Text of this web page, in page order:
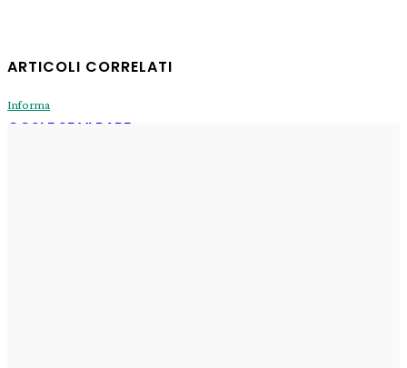
ARTICOLI CORRELATI
Informa
COSI E SE VI PARE